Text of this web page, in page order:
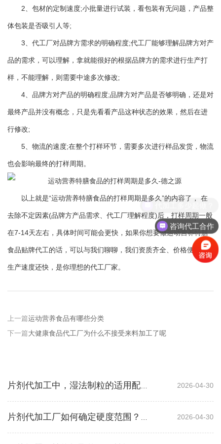
2、包材的定制速度;小批量进行试装，看包装有无问题，产品整
体包装是否吸引人等;
3、代工厂对品牌方需求的明确程度;代工厂能够理解品牌方对产
品的需求，可以理解，拿就能很好的根据品牌方的需求进行生产打
样，不能理解，则需要中途多次修改;
4、品牌方对产品的明确程度;品牌方对产品是否够明确，还是对
最终产品并没有概念，只是先看看产品这种状态的效果，然后在进
行修改;
5、物流的速度;在整个打样环节，需要多次进行样品发货，物流
也会影响最终的打样周期。
以上就是“运动营养特膳食品的打样周期是多久”的内容了， 在
去除不定因素(品牌方产品需求、代工厂理解程度)后，打样周期一般
在7-14天左右，具体时间可能会更快，如果你想要做运动营养特膳
食品贴牌代工的话，可以与我们聊聊，我们资质齐全、价格便宜，
生产速度还快，是你理想的代工厂家。
上一篇运动营养食品有哪些分类
下一篇大健康食品代工厂为什么不接受来料加工了呢
2026-04-30
2026-04-30
咨询代工合作
代加工多少起做？